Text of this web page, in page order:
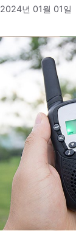
2024년 01월 01일